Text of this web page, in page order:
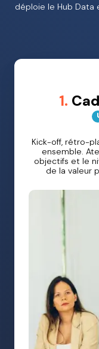
déploie le Hub Data
1.
Kick-off, rétro-
ensemble.
objectifs et le
de la valeur